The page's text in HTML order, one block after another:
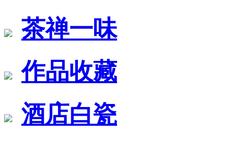
茶禅一味
作品收藏
酒店白瓷